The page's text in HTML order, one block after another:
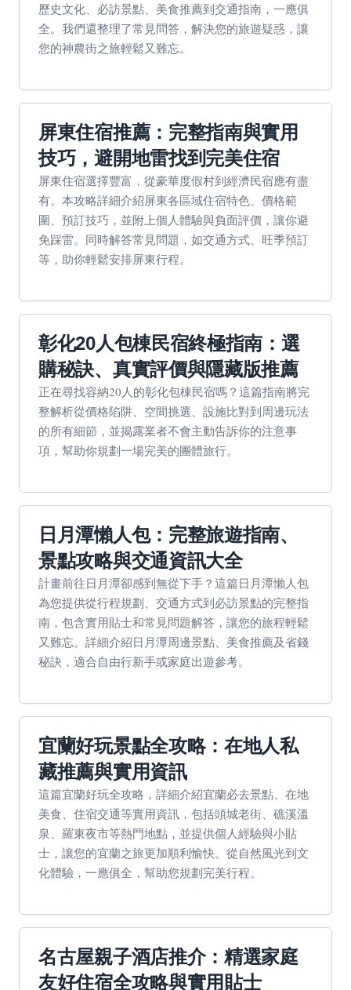
歷史文化、必訪景點、美食推薦到交通指南，一應俱
全。我們還整理了常見問答，解決您的旅遊疑惑，讓
您的神農街之旅輕鬆又難忘。
屏東住宿推薦：完整指南與實用
技巧，避開地雷找到完美住宿
屏東住宿選擇豐富，從豪華度假村到經濟民宿應有盡
有。本攻略詳細介紹屏東各區域住宿特色、價格範
圍、預訂技巧，並附上個人體驗與負面評價，讓你避
免踩雷。同時解答常見問題，如交通方式、旺季預訂
等，助你輕鬆安排屏東行程。
彰化20人包棟民宿終極指南：選
購秘訣、真實評價與隱藏版推薦
正在尋找容納20人的彰化包棟民宿嗎？這篇指南將完
整解析從價格陷阱、空間挑選、設施比對到周邊玩法
的所有細節，並揭露業者不會主動告訴你的注意事
項，幫助你規劃一場完美的團體旅行。
日月潭懶人包：完整旅遊指南、
景點攻略與交通資訊大全
計畫前往日月潭卻感到無從下手？這篇日月潭懶人包
為您提供從行程規劃、交通方式到必訪景點的完整指
南，包含實用貼士和常見問題解答，讓您的旅程輕鬆
又難忘。詳細介紹日月潭周邊景點、美食推薦及省錢
秘訣，適合自由行新手或家庭出遊參考。
宜蘭好玩景點全攻略：在地人私
藏推薦與實用資訊
這篇宜蘭好玩全攻略，詳細介紹宜蘭必去景點、在地
美食、住宿交通等實用資訊，包括頭城老街、礁溪溫
泉、羅東夜市等熱門地點，並提供個人經驗與小貼
士，讓您的宜蘭之旅更加順利愉快。從自然風光到文
化體驗，一應俱全，幫助您規劃完美行程。
名古屋親子酒店推介：精選家庭
友好住宿全攻略與實用貼士